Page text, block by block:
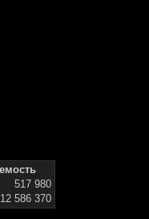
517 980
12 586 370